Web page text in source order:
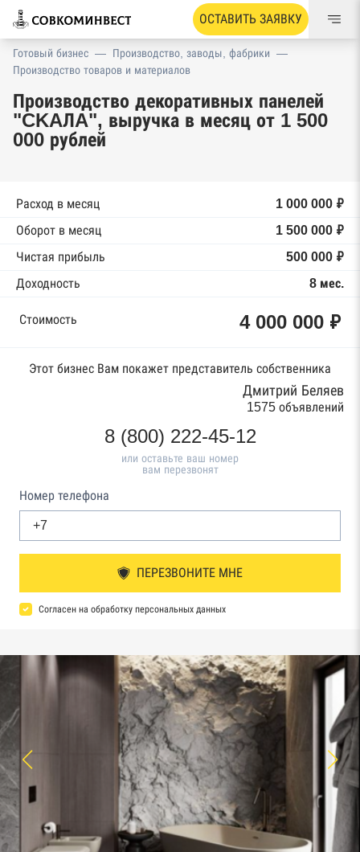
ОСТАВИТЬ ЗАЯВКУ
Готовый бизнес — Производство, заводы, фабрики —
Производство товаров и материалов
Производство декоративных панелей
"CKAЛA", выручка в месяц от 1 500
000 рублей
Расход в месяц
1 000 000 ₽
Оборот в месяц
1 500 000 ₽
Чистая прибыль
500 000 ₽
Доходность
8 мес.
Стоимость 4 000 000 ₽
Этот бизнес Вам покажет представитель собственника
Дмитрий Беляев
1575 объявлений
8 (800) 222-45-12
или оставьте ваш номер
вам перезвонят
Номер телефона
ПЕРЕЗВОНИТЕ МНЕ
Согласен на обработку персональных данных